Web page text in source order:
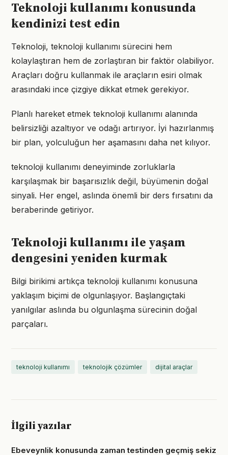
Teknoloji kullanımı konusunda
kendinizi test edin
Teknoloji, teknoloji kullanımı sürecini hem
kolaylaştıran hem de zorlaştıran bir faktör olabiliyor.
Araçları doğru kullanmak ile araçların esiri olmak
arasındaki ince çizgiye dikkat etmek gerekiyor.
Planlı hareket etmek teknoloji kullanımı alanında
belirsizliği azaltıyor ve odağı artırıyor. İyi hazırlanmış
bir plan, yolculuğun her aşamasını daha net kılıyor.
teknoloji kullanımı deneyiminde zorluklarla
karşılaşmak bir başarısızlık değil, büyümenin doğal
sinyali. Her engel, aslında önemli bir ders fırsatını da
beraberinde getiriyor.
Teknoloji kullanımı ile yaşam
dengesini yeniden kurmak
Bilgi birikimi artıkça teknoloji kullanımı konusuna
yaklaşım biçimi de olgunlaşıyor. Başlangıçtaki
yanılgılar aslında bu olgunlaşma sürecinin doğal
parçaları.
teknoloji kullanımı teknolojik çözümler dijital araçlar
İlgili yazılar
Ebeveynlik konusunda zaman testinden geçmiş sekiz